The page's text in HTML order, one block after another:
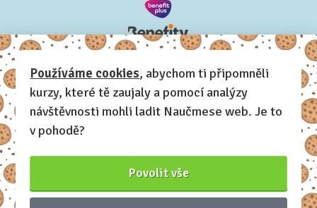
Používáme cookies, abychom ti připomněli
kurzy, které tě zaujaly a pomocí analýzy
návštěvnosti mohli ladit Naučmese web. Je to
v pohodě?
Povolit vše